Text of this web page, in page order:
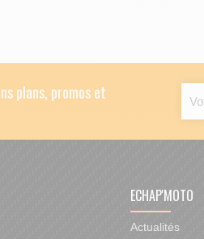
plans, promos et
ECHAP'MOTO
Actualités